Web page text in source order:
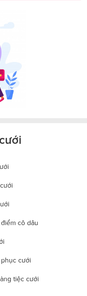
cô dâu
phục cưới
tiệc cưới